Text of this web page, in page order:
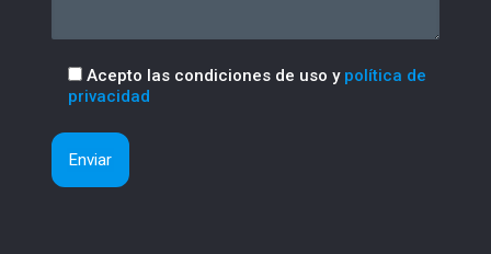
Acepto las condiciones de uso y política de
privacidad